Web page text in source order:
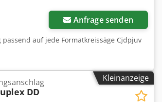
Anfrage senden
passend auf jede Formatkreissäge Cjdpjuv
Kleinanzeige
DD